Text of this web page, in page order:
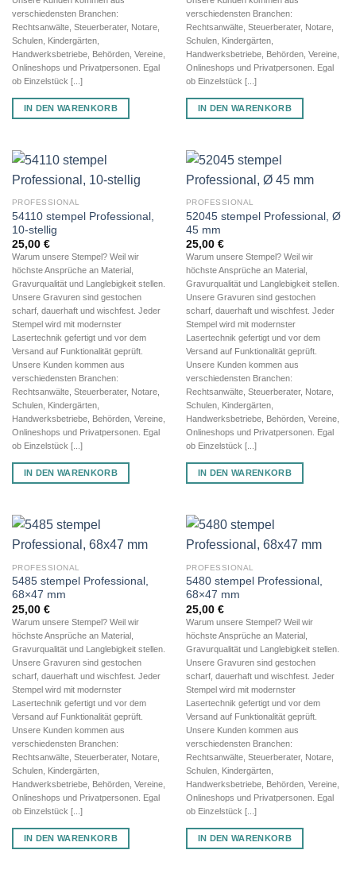
verschiedensten Branchen:
Rechtsanwälte, Steuerberater, Notare,
Schulen, Kindergärten,
Handwerksbetriebe, Behörden, Vereine,
Onlineshops und Privatpersonen. Egal
ob Einzelstück [...]
IN DEN WARENKORB
verschiedensten Branchen:
Rechtsanwälte, Steuerberater, Notare,
Schulen, Kindergärten,
Handwerksbetriebe, Behörden, Vereine,
Onlineshops und Privatpersonen. Egal
ob Einzelstück [...]
IN DEN WARENKORB
PROFESSIONAL
54110 stempel Professional,
10-stellig
25,00 €
Warum unsere Stempel? Weil wir
höchste Ansprüche an Material,
Gravurqualität und Langlebigkeit stellen.
Unsere Gravuren sind gestochen
scharf, dauerhaft und wischfest. Jeder
Stempel wird mit modernster
Lasertechnik gefertigt und vor dem
Versand auf Funktionalität geprüft.
Unsere Kunden kommen aus
verschiedensten Branchen:
Rechtsanwälte, Steuerberater, Notare,
Schulen, Kindergärten,
Handwerksbetriebe, Behörden, Vereine,
Onlineshops und Privatpersonen. Egal
ob Einzelstück [...]
IN DEN WARENKORB
PROFESSIONAL
52045 stempel Professional, Ø
45 mm
25,00 €
Warum unsere Stempel? Weil wir
höchste Ansprüche an Material,
Gravurqualität und Langlebigkeit stellen.
Unsere Gravuren sind gestochen
scharf, dauerhaft und wischfest. Jeder
Stempel wird mit modernster
Lasertechnik gefertigt und vor dem
Versand auf Funktionalität geprüft.
Unsere Kunden kommen aus
verschiedensten Branchen:
Rechtsanwälte, Steuerberater, Notare,
Schulen, Kindergärten,
Handwerksbetriebe, Behörden, Vereine,
Onlineshops und Privatpersonen. Egal
ob Einzelstück [...]
IN DEN WARENKORB
PROFESSIONAL
5485 stempel Professional,
68×47 mm
25,00 €
Warum unsere Stempel? Weil wir
höchste Ansprüche an Material,
Gravurqualität und Langlebigkeit stellen.
Unsere Gravuren sind gestochen
scharf, dauerhaft und wischfest. Jeder
Stempel wird mit modernster
Lasertechnik gefertigt und vor dem
Versand auf Funktionalität geprüft.
Unsere Kunden kommen aus
verschiedensten Branchen:
Rechtsanwälte, Steuerberater, Notare,
Schulen, Kindergärten,
Handwerksbetriebe, Behörden, Vereine,
Onlineshops und Privatpersonen. Egal
ob Einzelstück [...]
IN DEN WARENKORB
PROFESSIONAL
5480 stempel Professional,
68×47 mm
25,00 €
Warum unsere Stempel? Weil wir
höchste Ansprüche an Material,
Gravurqualität und Langlebigkeit stellen.
Unsere Gravuren sind gestochen
scharf, dauerhaft und wischfest. Jeder
Stempel wird mit modernster
Lasertechnik gefertigt und vor dem
Versand auf Funktionalität geprüft.
Unsere Kunden kommen aus
verschiedensten Branchen:
Rechtsanwälte, Steuerberater, Notare,
Schulen, Kindergärten,
Handwerksbetriebe, Behörden, Vereine,
Onlineshops und Privatpersonen. Egal
ob Einzelstück [...]
IN DEN WARENKORB